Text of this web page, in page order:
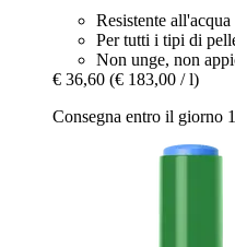
Resistente all'acqua
Per tutti i tipi di
Non unge, non
€ 36,60 (€ 183,00 / l)
Consegna entro il giorno